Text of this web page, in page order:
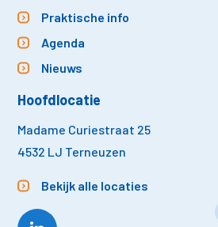
Praktische info
Agenda
Nieuws
Hoofdlocatie
Madame Curiestraat 25
4532 LJ Terneuzen
Bekijk alle locaties